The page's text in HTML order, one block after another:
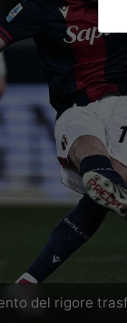
del rigore